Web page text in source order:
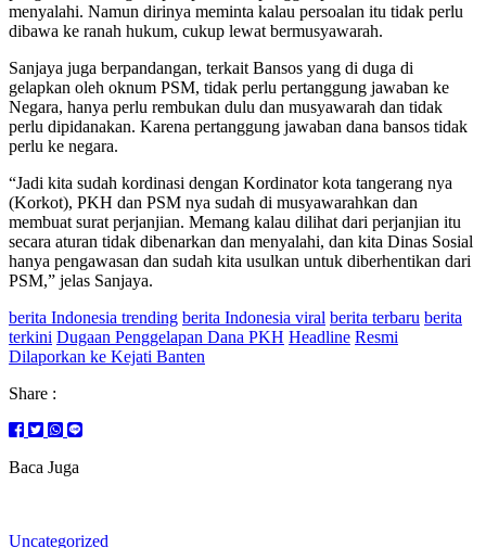
menyalahi. Namun dirinya meminta kalau persoalan itu tidak perlu
dibawa ke ranah hukum, cukup lewat bermusyawarah.
Sanjaya juga berpandangan, terkait Bansos yang di duga di
gelapkan oleh oknum PSM, tidak perlu pertanggung jawaban ke
Negara, hanya perlu rembukan dulu dan musyawarah dan tidak
perlu dipidanakan. Karena pertanggung jawaban dana bansos tidak
perlu ke negara.
“Jadi kita sudah kordinasi dengan Kordinator kota tangerang nya
(Korkot), PKH dan PSM nya sudah di musyawarahkan dan
membuat surat perjanjian. Memang kalau dilihat dari perjanjian itu
secara aturan tidak dibenarkan dan menyalahi, dan kita Dinas Sosial
hanya pengawasan dan sudah kita usulkan untuk diberhentikan dari
PSM,” jelas Sanjaya.
berita Indonesia trending berita Indonesia viral berita terbaru berita
terkini Dugaan Penggelapan Dana PKH Headline Resmi
Dilaporkan ke Kejati Banten
Share :
Baca Juga
Uncategorized